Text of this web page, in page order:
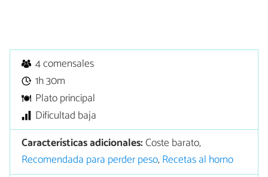
4 comensales
1h 30m
Plato principal
Dificultad baja
Características adicionales:Coste barato,
Recomendada para perder peso,Recetas al horno